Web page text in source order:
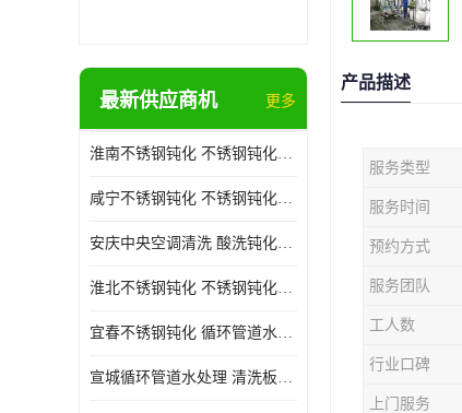
最新供应商机 更多
淮南不锈钢钝化 不锈钢钝化公司
咸宁不锈钢钝化 不锈钢钝化处理公司
安庆中央空调清洗 酸洗钝化公司
淮北不锈钢钝化 不锈钢钝化公司
宜春不锈钢钝化 循环管道水处理公司
宣城循环管道水处理 清洗板式换热器公司
产品描述
服务类型
服务时间
预约方式
服务团队
工人数
行业口碑
上门服务